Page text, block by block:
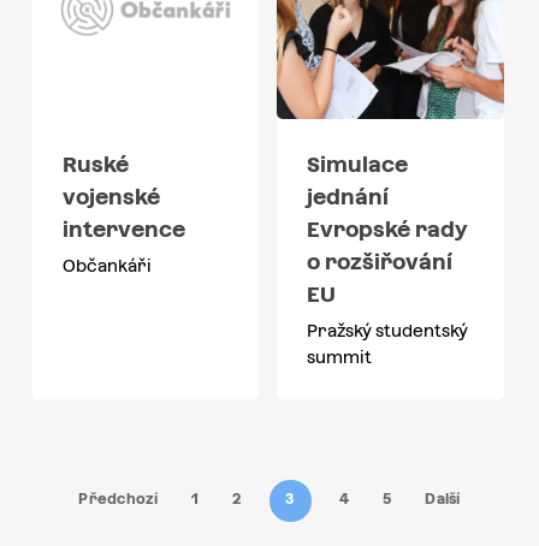
Ruské
vojenské
intervence
Občankáři
Simulace
jednání
Evropské rady
o rozšiřování
EU
Pražský studentský
summit
Předchozí 1 2 3 4 5 Další